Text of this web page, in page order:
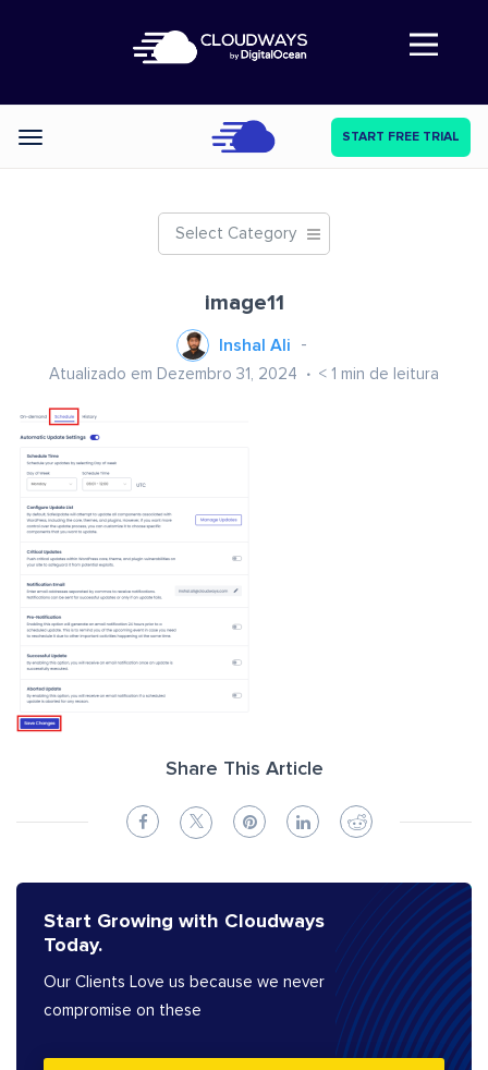
Abre a navegação
Categories START FREE TRIAL
Select Category
image11
Inshal Ali
Atualizado em Dezembro 31, 2024 < 1 min de leitura
Share This Article
Start Growing with Cloudways
Today.
Our Clients Love us because we never
compromise on these